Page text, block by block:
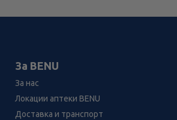
За BENU
За нас
Локации аптеки BENU
Доставка и транспорт